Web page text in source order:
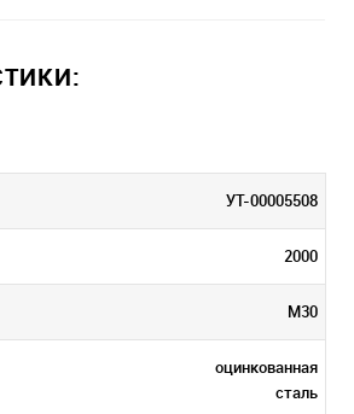
УТ-00005508
2000
М30
оцинкованная
сталь